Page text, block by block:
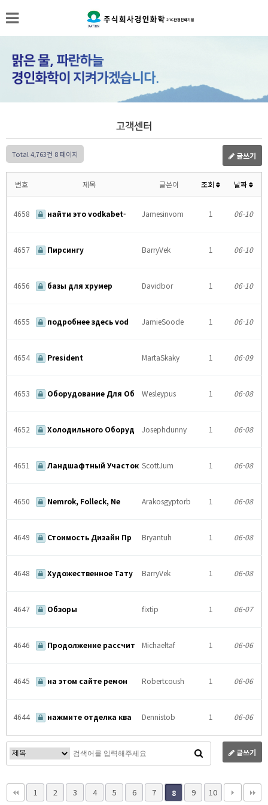
고객센터
Total 4,763건 8 페이지 글쓰기
번호 제목 글쓴이 조회 날짜
4658 найти это vodkabet- Jamesinvom 1 06-10
4657 Пирсингу BarryVek 1 06-10
4656 базы для хрумер Davidbor 1 06-10
4655 подробнее здесь vod JamieSoode 1 06-10
4654 President MartaSkaky 1 06-09
4653 Оборудование Для Об Wesleypus 1 06-08
4652 Холодильного Оборуд Josephdunny 1 06-08
4651 Ландшафтный Участок ScottJum 1 06-08
4650 Nemrok, Folleck, Ne Arakosgyptorb 1 06-08
4649 Стоимость Дизайн Пр Bryantuh 1 06-08
4648 Художественное Тату BarryVek 1 06-08
4647 Обзоры fixtip 1 06-07
4646 Продолжение рассчит Michaeltaf 1 06-06
4645 на этом сайте ремон Robertcoush 1 06-06
4644 нажмите отделка ква Dennistob 1 06-06
글쓰기
1 2 3 4 5 6 7 8 9 10